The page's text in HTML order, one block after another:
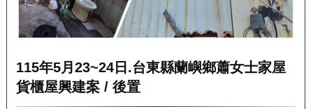
115年5月23~24日.台東縣蘭嶼鄉蕭女士家屋
貨櫃屋興建案 / 後置